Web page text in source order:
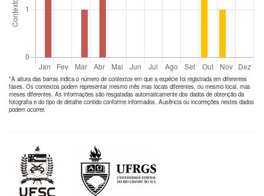
*A altura das barras indica o número de contextos em que a espécie foi registrada em diferentes
fases. Os contextos podem representar mesmo mês mas locais diferentes, ou mesmo local, mas
meses diferentes. As informações são resgatadas automaticamente dos dados de obtenção da
fotografia e do tipo de detalhe contido conforme informados. Ausência ou incorreções nestes dados
podem ocorrer.